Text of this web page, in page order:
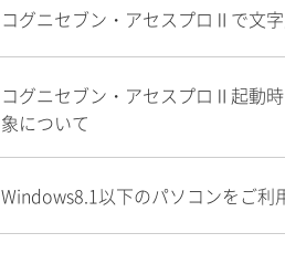
コグニセブン・アセスプロⅡで文
コグニセブン・アセスプロⅡ起動
象について
Windows8.1以下のパソコンをご利